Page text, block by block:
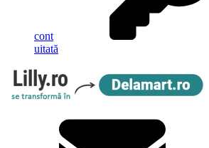
cont
uitată